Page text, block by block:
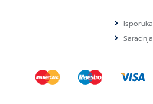
Isporuka
Saradnja